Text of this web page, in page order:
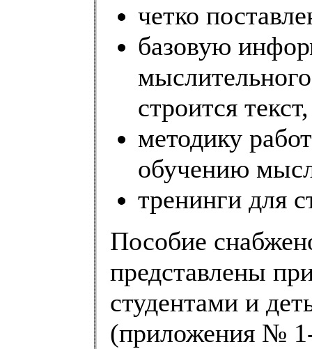
четко
базовую
строится текст,
методику
обучению
тренинги для
Пособие
представлены
студентами и
(приложения №